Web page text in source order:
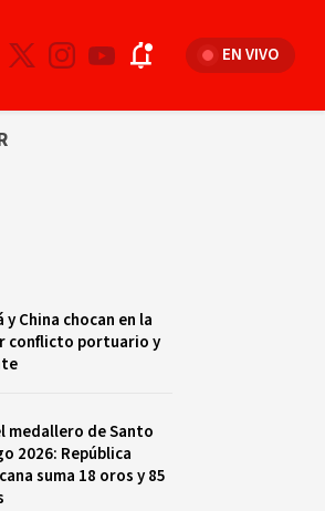
EN VIVO
y China chocan en la
conflicto portuario y
medallero de Santo
2026: República
suma 18 oros y 85